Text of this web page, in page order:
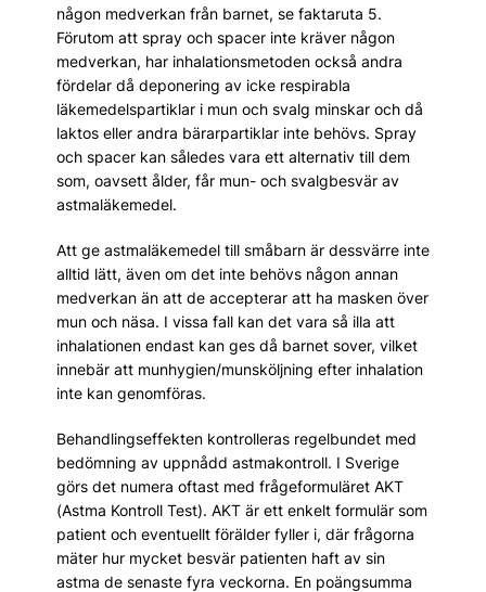
någon medverkan från barnet, se faktaruta 5.
Förutom att spray och spacer inte kräver någon
medverkan, har inhalationsmetoden också andra
fördelar då deponering av icke respirabla
läkemedelspartiklar i mun och svalg minskar och då
laktos eller andra bärarpartiklar inte behövs. Spray
och spacer kan således vara ett alternativ till dem
som, oavsett ålder, får mun- och svalgbesvär av
astmaläkemedel.
Att ge astmaläkemedel till småbarn är dessvärre inte
alltid lätt, även om det inte behövs någon annan
medverkan än att de accepterar att ha masken över
mun och näsa. I vissa fall kan det vara så illa att
inhalationen endast kan ges då barnet sover, vilket
innebär att munhygien/munsköljning efter inhalation
inte kan genomföras.
Behandlingseffekten kontrolleras regelbundet med
bedömning av uppnådd astmakontroll. I Sverige
görs det numera oftast med frågeformuläret AKT
(Astma Kontroll Test). AKT är ett enkelt formulär som
patient och eventuellt förälder fyller i, där frågorna
mäter hur mycket besvär patienten haft av sin
astma de senaste fyra veckorna. En poängsumma